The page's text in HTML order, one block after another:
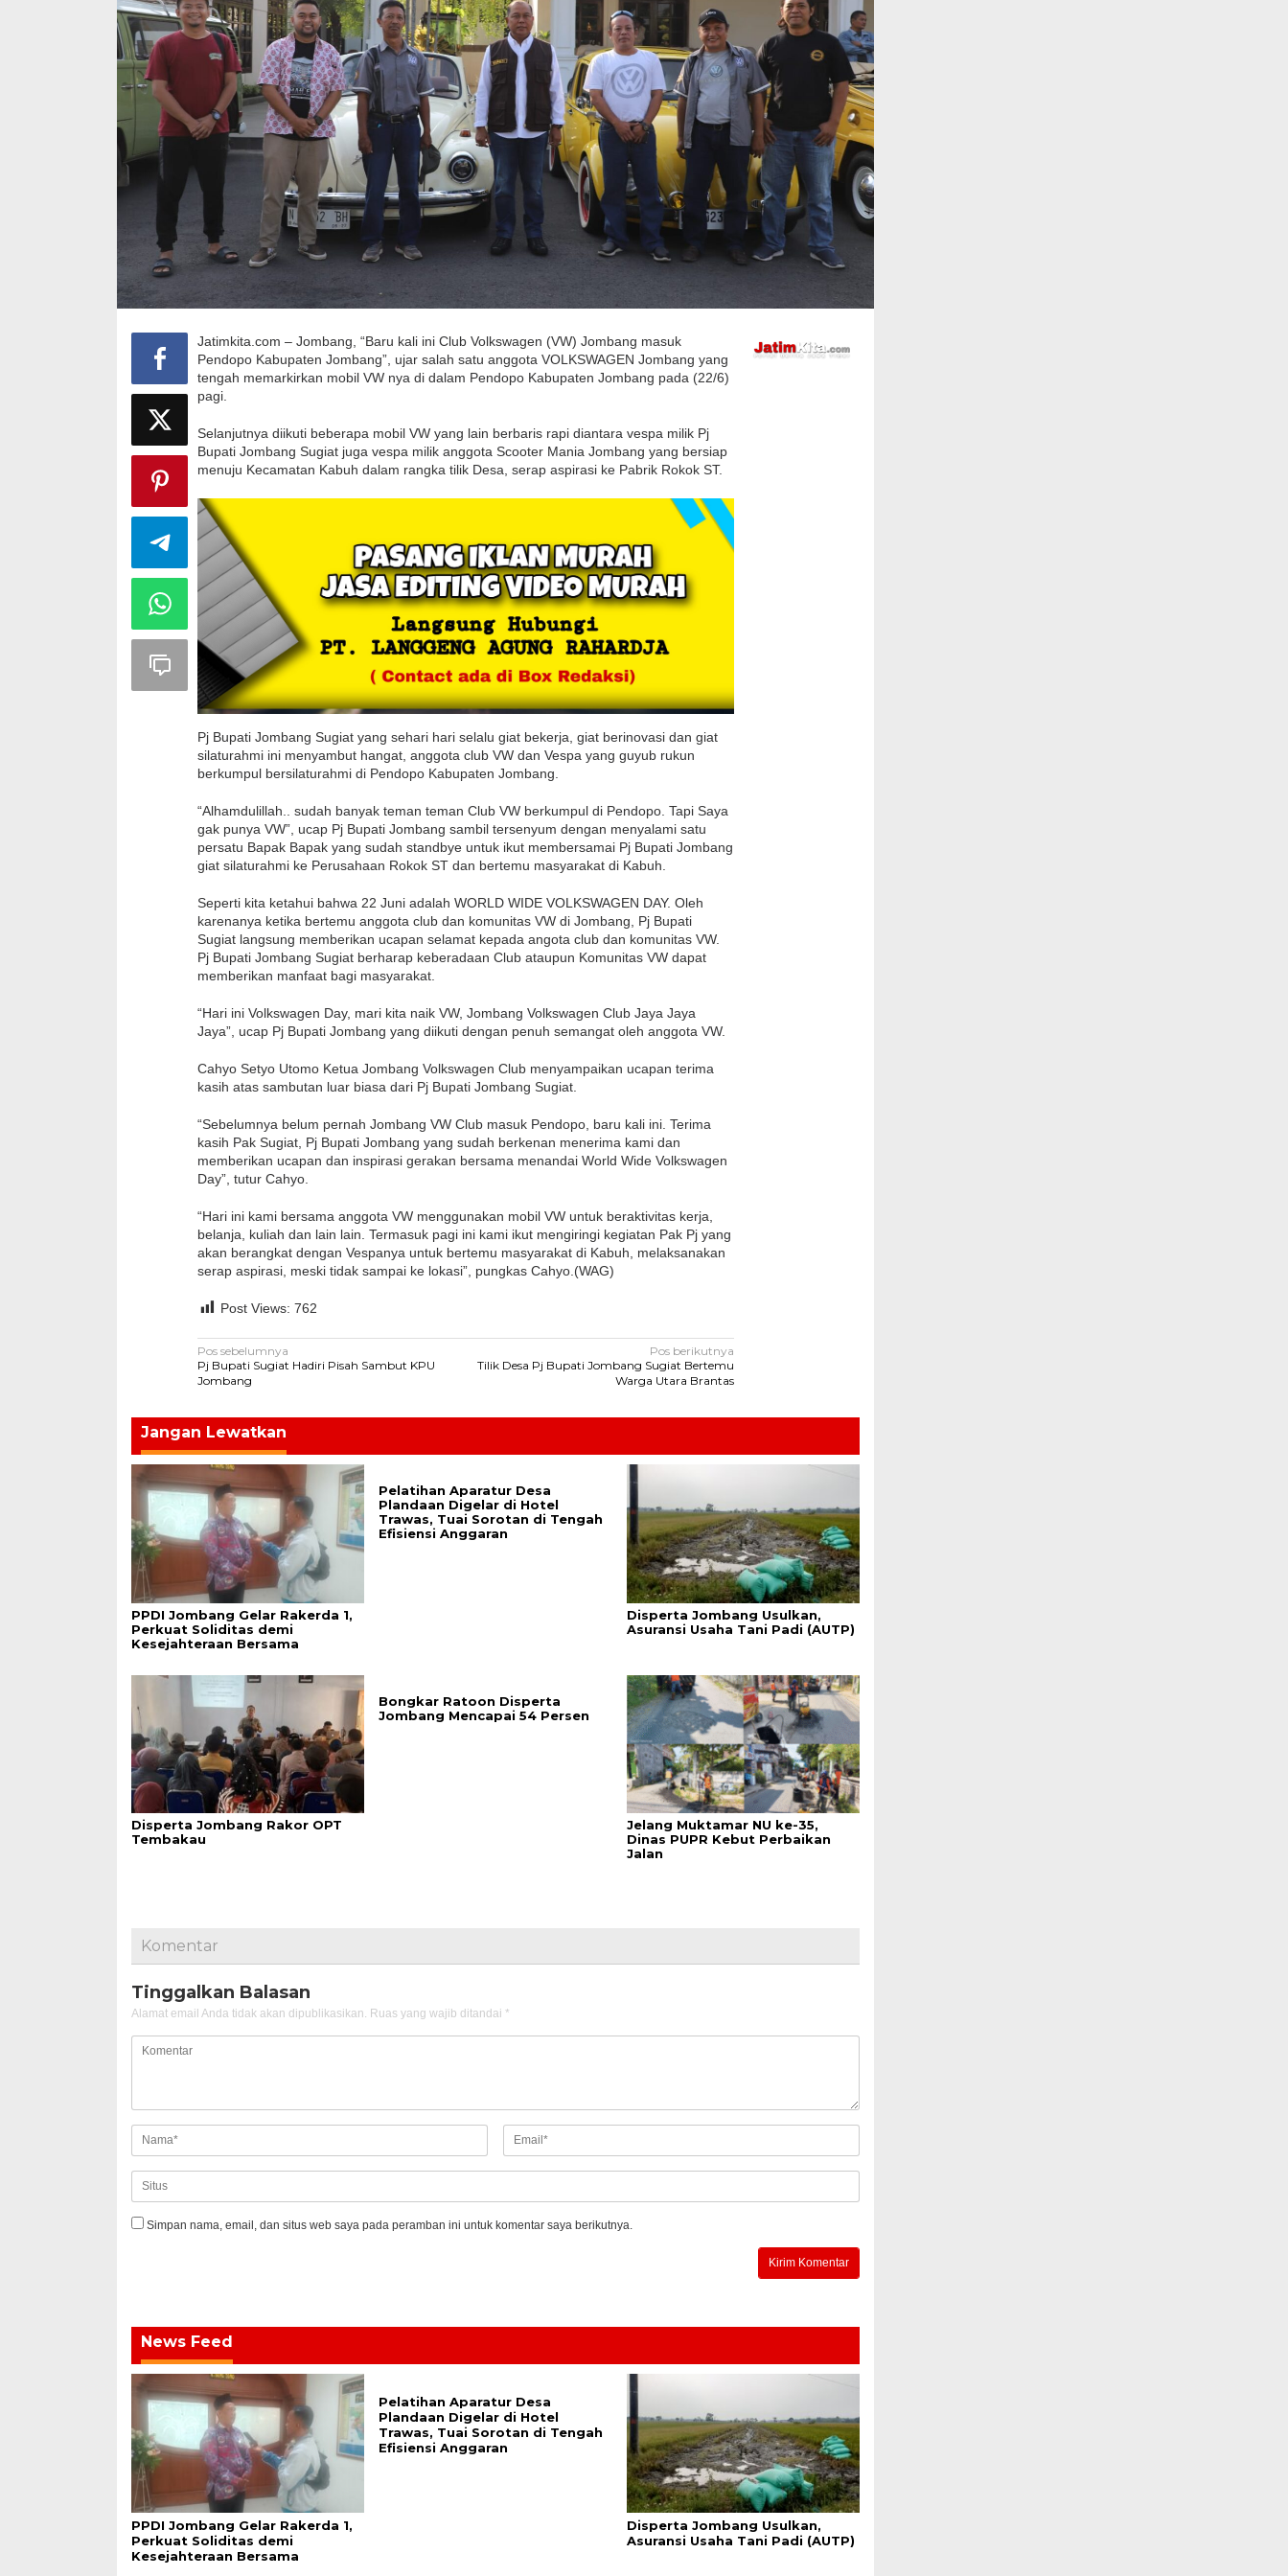
Jatimkita.com – Jombang, “Baru kali ini Club Volkswagen (VW) Jombang masuk
Pendopo Kabupaten Jombang”, ujar salah satu anggota VOLKSWAGEN Jombang yang
tengah memarkirkan mobil VW nya di dalam Pendopo Kabupaten Jombang pada (22/6)
pagi.
Selanjutnya diikuti beberapa mobil VW yang lain berbaris rapi diantara vespa milik Pj
Bupati Jombang Sugiat juga vespa milik anggota Scooter Mania Jombang yang bersiap
menuju Kecamatan Kabuh dalam rangka tilik Desa, serap aspirasi ke Pabrik Rokok ST.
Pj Bupati Jombang Sugiat yang sehari hari selalu giat bekerja, giat berinovasi dan giat
silaturahmi ini menyambut hangat, anggota club VW dan Vespa yang guyub rukun
berkumpul bersilaturahmi di Pendopo Kabupaten Jombang.
“Alhamdulillah.. sudah banyak teman teman Club VW berkumpul di Pendopo. Tapi Saya
gak punya VW”, ucap Pj Bupati Jombang sambil tersenyum dengan menyalami satu
persatu Bapak Bapak yang sudah standbye untuk ikut membersamai Pj Bupati Jombang
giat silaturahmi ke Perusahaan Rokok ST dan bertemu masyarakat di Kabuh.
Seperti kita ketahui bahwa 22 Juni adalah WORLD WIDE VOLKSWAGEN DAY. Oleh
karenanya ketika bertemu anggota club dan komunitas VW di Jombang, Pj Bupati
Sugiat langsung memberikan ucapan selamat kepada angota club dan komunitas VW.
Pj Bupati Jombang Sugiat berharap keberadaan Club ataupun Komunitas VW dapat
memberikan manfaat bagi masyarakat.
“Hari ini Volkswagen Day, mari kita naik VW, Jombang Volkswagen Club Jaya Jaya
Jaya”, ucap Pj Bupati Jombang yang diikuti dengan penuh semangat oleh anggota VW.
Cahyo Setyo Utomo Ketua Jombang Volkswagen Club menyampaikan ucapan terima
kasih atas sambutan luar biasa dari Pj Bupati Jombang Sugiat.
“Sebelumnya belum pernah Jombang VW Club masuk Pendopo, baru kali ini. Terima
kasih Pak Sugiat, Pj Bupati Jombang yang sudah berkenan menerima kami dan
memberikan ucapan dan inspirasi gerakan bersama menandai World Wide Volkswagen
Day”, tutur Cahyo.
“Hari ini kami bersama anggota VW menggunakan mobil VW untuk beraktivitas kerja,
belanja, kuliah dan lain lain. Termasuk pagi ini kami ikut mengiringi kegiatan Pak Pj yang
akan berangkat dengan Vespanya untuk bertemu masyarakat di Kabuh, melaksanakan
serap aspirasi, meski tidak sampai ke lokasi”, pungkas Cahyo.(WAG)
Post Views: 762
Navigasi
pos
Pos sebelumnya
Pj Bupati Sugiat Hadiri Pisah Sambut KPU
Jombang
Pos berikutnya
Tilik Desa Pj Bupati Jombang Sugiat Bertemu
Warga Utara Brantas
Jangan Lewatkan
PPDI Jombang Gelar Rakerda 1,
Perkuat Soliditas demi
Kesejahteraan Bersama
Pelatihan Aparatur Desa
Plandaan Digelar di Hotel
Trawas, Tuai Sorotan di Tengah
Efisiensi Anggaran
Disperta Jombang Usulkan,
Asuransi Usaha Tani Padi (AUTP)
Disperta Jombang Rakor OPT
Tembakau
Bongkar Ratoon Disperta
Jombang Mencapai 54 Persen
Jelang Muktamar NU ke-35,
Dinas PUPR Kebut Perbaikan
Jalan
Komentar
Tinggalkan Balasan
Alamat email Anda tidak akan dipublikasikan. Ruas yang wajib ditandai *
Simpan nama, email, dan situs web saya pada peramban ini untuk komentar saya berikutnya.
News Feed
PPDI Jombang Gelar Rakerda 1,
Perkuat Soliditas demi
Kesejahteraan Bersama
Pelatihan Aparatur Desa
Plandaan Digelar di Hotel
Trawas, Tuai Sorotan di Tengah
Efisiensi Anggaran
Disperta Jombang Usulkan,
Asuransi Usaha Tani Padi (AUTP)